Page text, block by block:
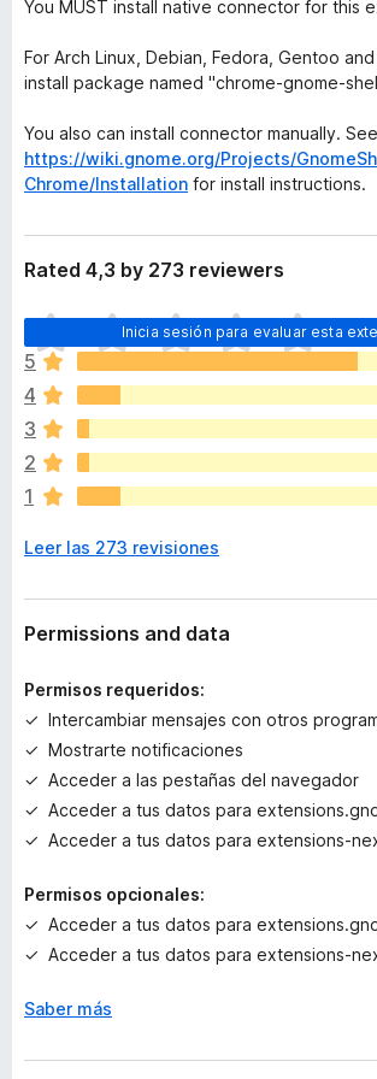
You MUST install native connector for this
For Arch Linux, Debian, Fedora, Gentoo
install package named "chrome-gnome-
You also can install connector manually. See
https://wiki.gnome.org/Projects/
Chrome/Installation for install instructions.
Rated 4,3 by 273 reviewers
Inicia sesión para evaluar esta
T
o
d
a
v
a
n
h
y
v
l
r
a
c
s
5
4
3
2
1
Leer las 273 revisiones
Permissions and data
Permisos requeridos:
Intercambiar mensajes con otros
Mostrarte notificaciones
Acceder a las pestañas del navegador
Acceder a tus datos para
Acceder a tus datos para extensions-
Permisos opcionales:
Acceder a tus datos para
Acceder a tus datos para extensions-
Saber más